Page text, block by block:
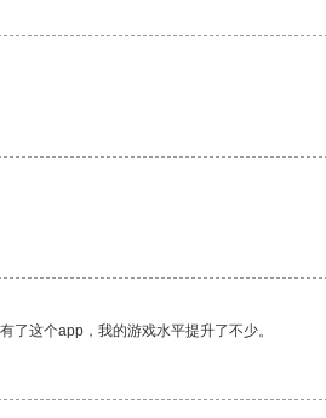
了这个app，我的游戏水平提升了不少。